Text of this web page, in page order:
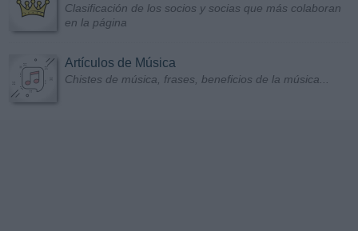
Clasificación de los socios y socias que más colaboran
en la página
Artículos de Música
Chistes de música, frases, beneficios de la música...